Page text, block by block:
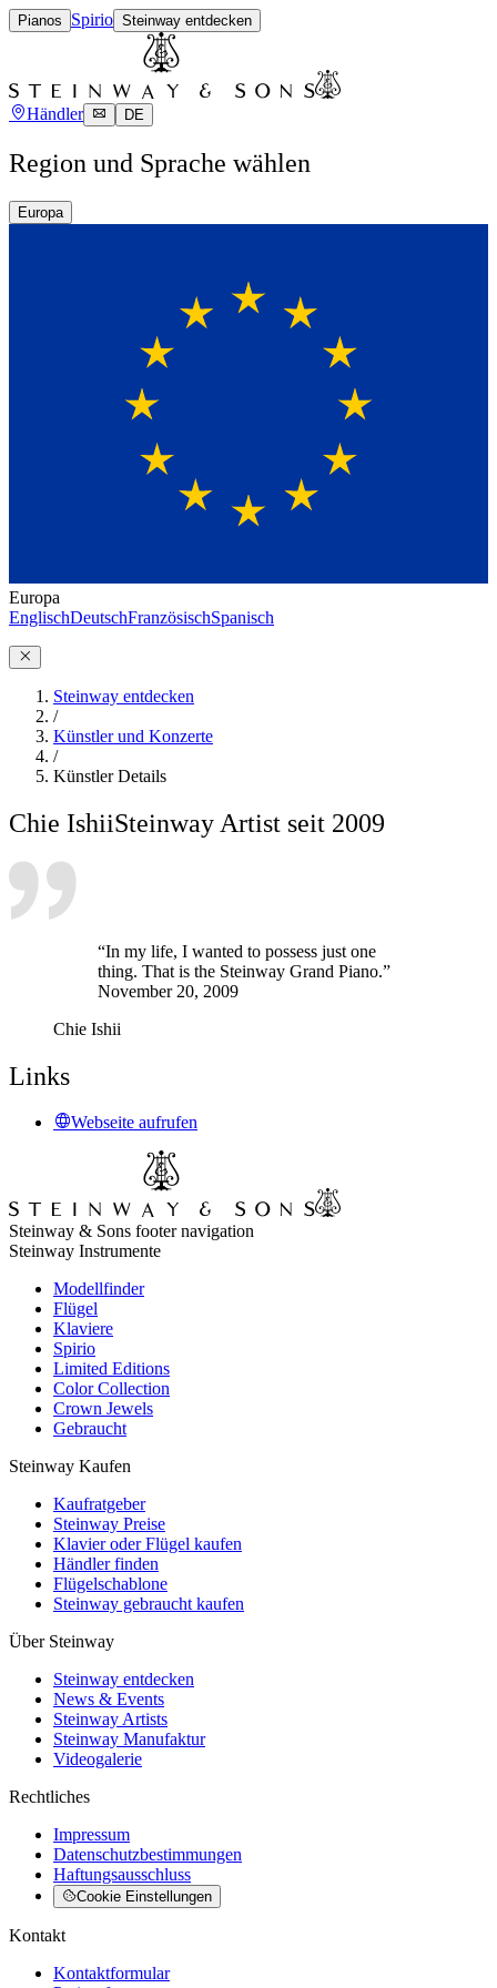
Pianos Spirio Steinway entdecken
Händler DE
Region und Sprache wählen
Europa
Europa
EnglischDeutschFranzösischSpanisch
Steinway entdecken
/
Künstler und Konzerte
/
Künstler Details
Chie IshiiSteinway Artist seit 2009
“In my life, I wanted to possess just one
thing. That is the Steinway Grand Piano.”
November 20, 2009
Chie Ishii
Links
Webseite aufrufen
Steinway & Sons footer navigation
Steinway Instrumente
Modellfinder
Flügel
Klaviere
Spirio
Limited Editions
Color Collection
Crown Jewels
Gebraucht
Steinway Kaufen
Kaufratgeber
Steinway Preise
Klavier oder Flügel kaufen
Händler finden
Flügelschablone
Steinway gebraucht kaufen
Über Steinway
Steinway entdecken
News & Events
Steinway Artists
Steinway Manufaktur
Videogalerie
Rechtliches
Impressum
Datenschutzbestimmungen
Haftungsausschluss
Cookie Einstellungen
Kontakt
Kontaktformular